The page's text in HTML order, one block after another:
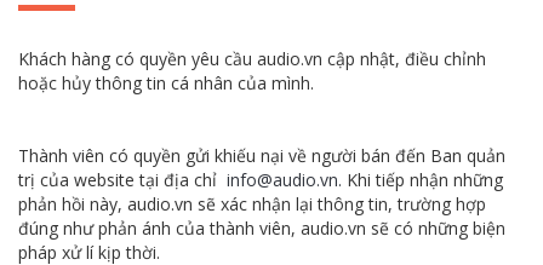
Khách hàng có quyền yêu cầu audio.vn cập nhật, điều chỉnh
hoặc hủy thông tin cá nhân của mình.
Thành viên có quyền gửi khiếu nại về người bán đến Ban quản
trị của website tại địa chỉ info@audio.vn. Khi tiếp nhận những
phản hồi này, audio.vn sẽ xác nhận lại thông tin, trường hợp
đúng như phản ánh của thành viên, audio.vn sẽ có những biện
pháp xử lí kịp thời.